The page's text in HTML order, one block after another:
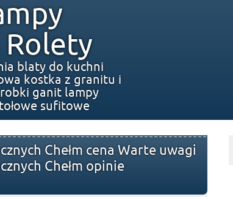
Rolety
blaty do kuchni
kostka z granitu i
ganit lampy
sufitowe
Chełm cena Warte uwagi
Chełm opinie